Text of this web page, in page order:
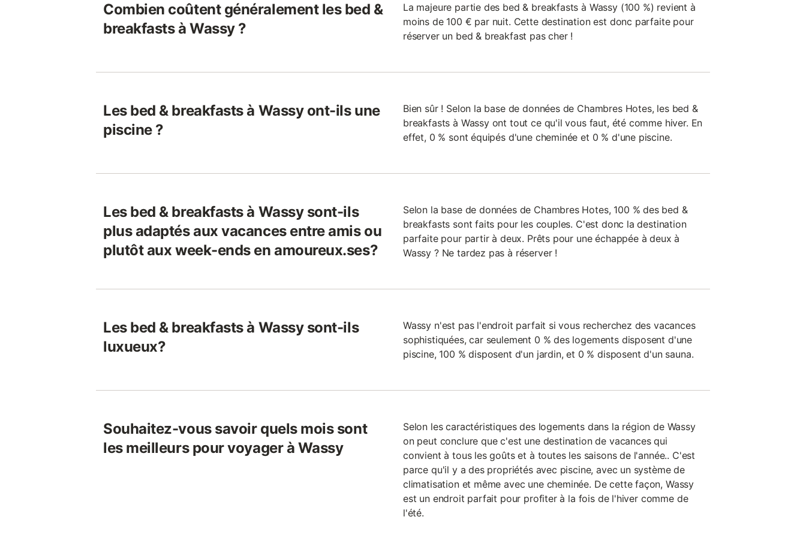
Combien coûtent généralement les bed &
breakfasts à Wassy ?
La majeure partie des bed & breakfasts à Wassy (100 %) revient à
moins de 100 € par nuit. Cette destination est donc parfaite pour
réserver un bed & breakfast pas cher !
Les bed & breakfasts à Wassy ont-ils une
piscine ?
Bien sûr ! Selon la base de données de Chambres Hotes, les bed &
breakfasts à Wassy ont tout ce qu'il vous faut, été comme hiver. En
effet, 0 % sont équipés d'une cheminée et 0 % d'une piscine.
Les bed & breakfasts à Wassy sont-ils
plus adaptés aux vacances entre amis ou
plutôt aux week-ends en amoureux.ses?
Selon la base de données de Chambres Hotes, 100 % des bed &
breakfasts sont faits pour les couples. C'est donc la destination
parfaite pour partir à deux. Prêts pour une échappée à deux à
Wassy ? Ne tardez pas à réserver !
Les bed & breakfasts à Wassy sont-ils
luxueux?
Wassy n'est pas l'endroit parfait si vous recherchez des vacances
sophistiquées, car seulement 0 % des logements disposent d'une
piscine, 100 % disposent d'un jardin, et 0 % disposent d'un sauna.
Souhaitez-vous savoir quels mois sont
les meilleurs pour voyager à Wassy
Selon les caractéristiques des logements dans la région de Wassy
on peut conclure que c'est une destination de vacances qui
convient à tous les goûts et à toutes les saisons de l'année.. C'est
parce qu'il y a des propriétés avec piscine, avec un système de
climatisation et même avec une cheminée. De cette façon, Wassy
est un endroit parfait pour profiter à la fois de l'hiver comme de
l'été.